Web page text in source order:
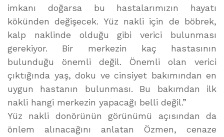
imkanı doğarsa bu hastalarımızın hayatı
kökünden değişecek. Yüz nakli için de böbrek,
kalp naklinde olduğu gibi verici bulunması
gerekiyor. Bir merkezin kaç hastasının
bulunduğu önemli değil. Önemli olan verici
çıktığında yaş, doku ve cinsiyet bakımından en
uygun hastanın bulunması. Bu bakımdan ilk
nakli hangi merkezin yapacağı belli değil.”
Yüz nakli donörünün görünümü açısından da
önlem alınacağını anlatan Özmen, cenaze